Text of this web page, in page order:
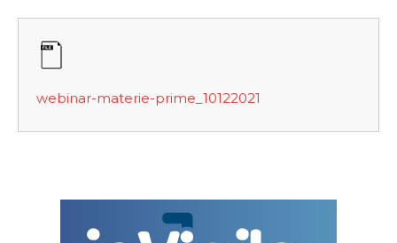
webinar-materie-prime_10122021